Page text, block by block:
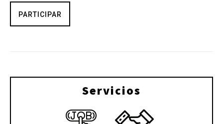
PARTICIPAR
Servicios